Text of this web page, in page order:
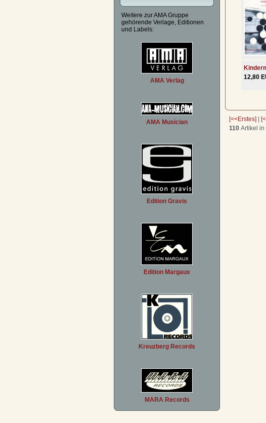
Weitere zur AMA Gruppe
gehörende Verlage, Editionen
und Labels:
AMA Verlag
AMA Musician
Edition Gravis
Edition Margaux
Kreuzberg Records
MARA Records
12,80
[<<Erstes] |
110 Artikel in